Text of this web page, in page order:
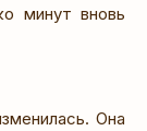
минут вновь
Она